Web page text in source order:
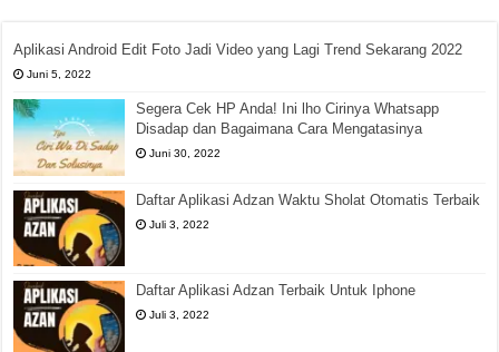
Aplikasi Android Edit Foto Jadi Video yang Lagi Trend Sekarang 2022
Juni 5, 2022
Segera Cek HP Anda! Ini lho Cirinya Whatsapp
Disadap dan Bagaimana Cara Mengatasinya
Juni 30, 2022
Daftar Aplikasi Adzan Waktu Sholat Otomatis Terbaik
Juli 3, 2022
Daftar Aplikasi Adzan Terbaik Untuk Iphone
Juli 3, 2022